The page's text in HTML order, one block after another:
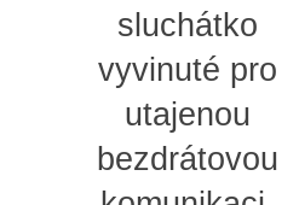
sluchátko
vyvinuté pro
utajenou
bezdrátovou